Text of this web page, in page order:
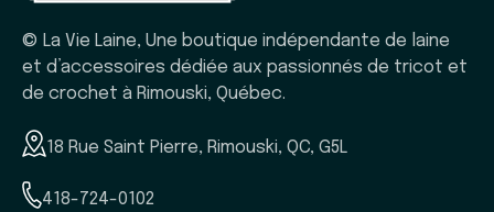
© La Vie Laine, Une boutique indépendante de laine
et d’accessoires dédiée aux passionnés de tricot et
de crochet à Rimouski, Québec.
18 Rue Saint Pierre, Rimouski, QC, G5L
418-724-0102